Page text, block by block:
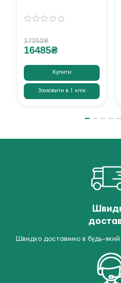
17352₴
16485₴
Купити
Замовити в 1 клік
Швидко доставимо в будь-який